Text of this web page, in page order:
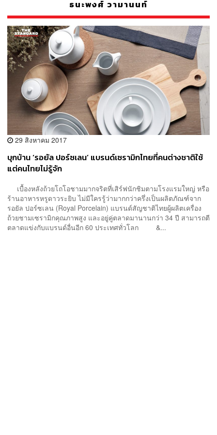
ธนะพงศ์ วามานนท์
29 สิงหาคม 2017
บุกบ้าน ‘รอยัล ปอร์ซเลน’ แบรนด์เซรามิกไทยที่คนต่างชาติใช้
แต่คนไทยไม่รู้จัก
เบื้องหลังถ้วยโถโอชามมากจริตที่เสิร์ฟนักชิมตามโรงแรมใหญ่ หรือ
ร้านอาหารหรูดาวระยิบ ไม่มีใครรู้ว่ามากกว่าครึ่งเป็นผลิตภัณฑ์จาก
รอยัล ปอร์ซเลน (Royal Porcelain) แบรนด์สัญชาติไทยผู้ผลิตเครื่อง
ถ้วยชามเซรามิกคุณภาพสูง และอยู่คู่ตลาดมานานกว่า 34 ปี สามารถตี
ตลาดแข่งกับแบรนด์อื่นอีก 60 ประเทศทั่วโลก &...